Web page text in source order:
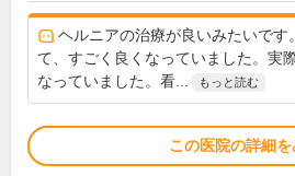
ヘルニアの治療が良いみたいです
て、すごく良くなっていました。実
なっていました。看...
もっと読む
この医院の詳細を